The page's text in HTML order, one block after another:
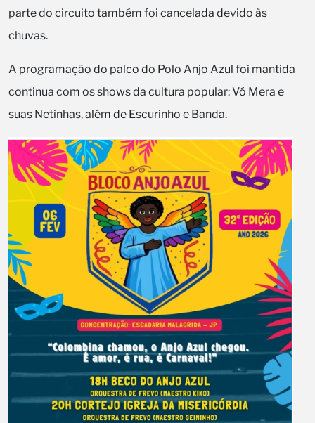
parte do circuito também foi cancelada devido às
chuvas.
A programação do palco do Polo Anjo Azul foi mantida
continua com os shows da cultura popular: Vó Mera e
suas Netinhas, além de Escurinho e Banda.